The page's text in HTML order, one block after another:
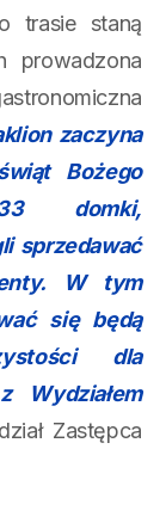
trasie staną
prowadzona
zaczyna
Bożego
domki,
sprzedawać
W tym
się będą
dla
Wydziałem
Zastępca